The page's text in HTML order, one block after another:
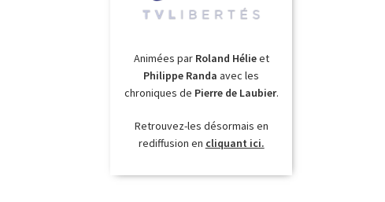
Animées par Roland Hélieet
Philippe Randa avec les
chroniques de Pierre de Laubier.
Retrouvez-les désormais en
rediffusion en cliquant ici.